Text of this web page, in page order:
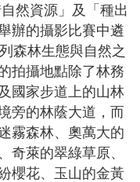
然資源」及「種出
辦的攝影比賽中遴
森林生態與自然之
拍攝地點除了林務
國家步道上的山林
旁的林蔭大道，而
霧森林、奧萬大的
奇萊的翠綠草原、
櫻花、玉山的金黃